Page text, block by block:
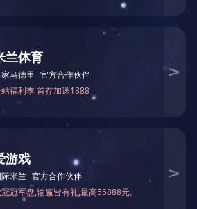
业园区